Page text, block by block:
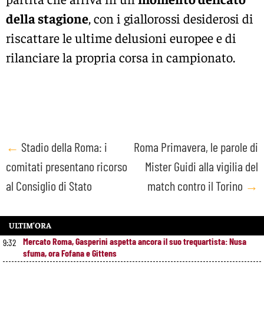
della stagione, con i giallorossi desiderosi di
riscattare le ultime delusioni europee e di
rilanciare la propria corsa in campionato.
Post
navigation
← Stadio della Roma: i
comitati presentano ricorso
al Consiglio di Stato
Roma Primavera, le parole di
Mister Guidi alla vigilia del
match contro il Torino →
ULTIM’ORA
9:32
Mercato Roma, Gasperini aspetta ancora il suo trequartista: Nusa
sfuma, ora Fofana e Gittens